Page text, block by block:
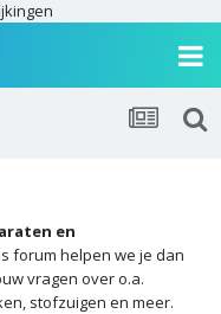
en
forum helpen we je dan
vragen over o.a.
stofzuigen en meer.